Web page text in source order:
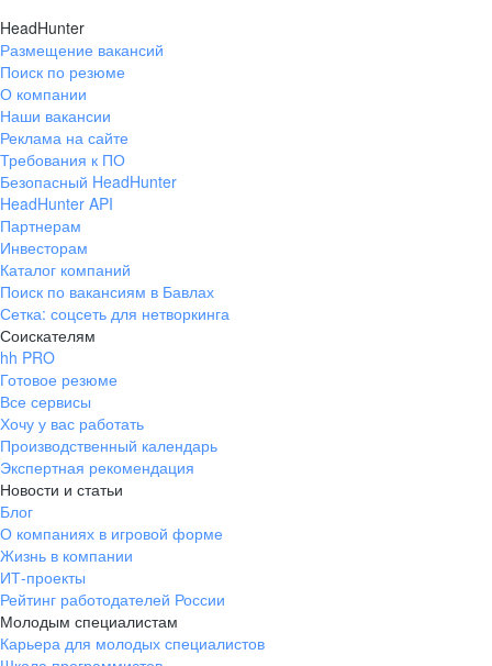
HeadHunter
Размещение вакансий
Поиск по резюме
О компании
Наши вакансии
Реклама на сайте
Требования к ПО
Безопасный HeadHunter
HeadHunter API
Партнерам
Инвесторам
Каталог компаний
Поиск по вакансиям в Бавлах
Сетка: соцсеть для нетворкинга
Соискателям
hh PRO
Готовое резюме
Все сервисы
Хочу у вас работать
Производственный календарь
Экспертная рекомендация
Новости и статьи
Блог
О компаниях в игровой форме
Жизнь в компании
ИТ-проекты
Рейтинг работодателей России
Молодым специалистам
Карьера для молодых специалистов